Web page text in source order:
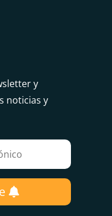
y
noticias y